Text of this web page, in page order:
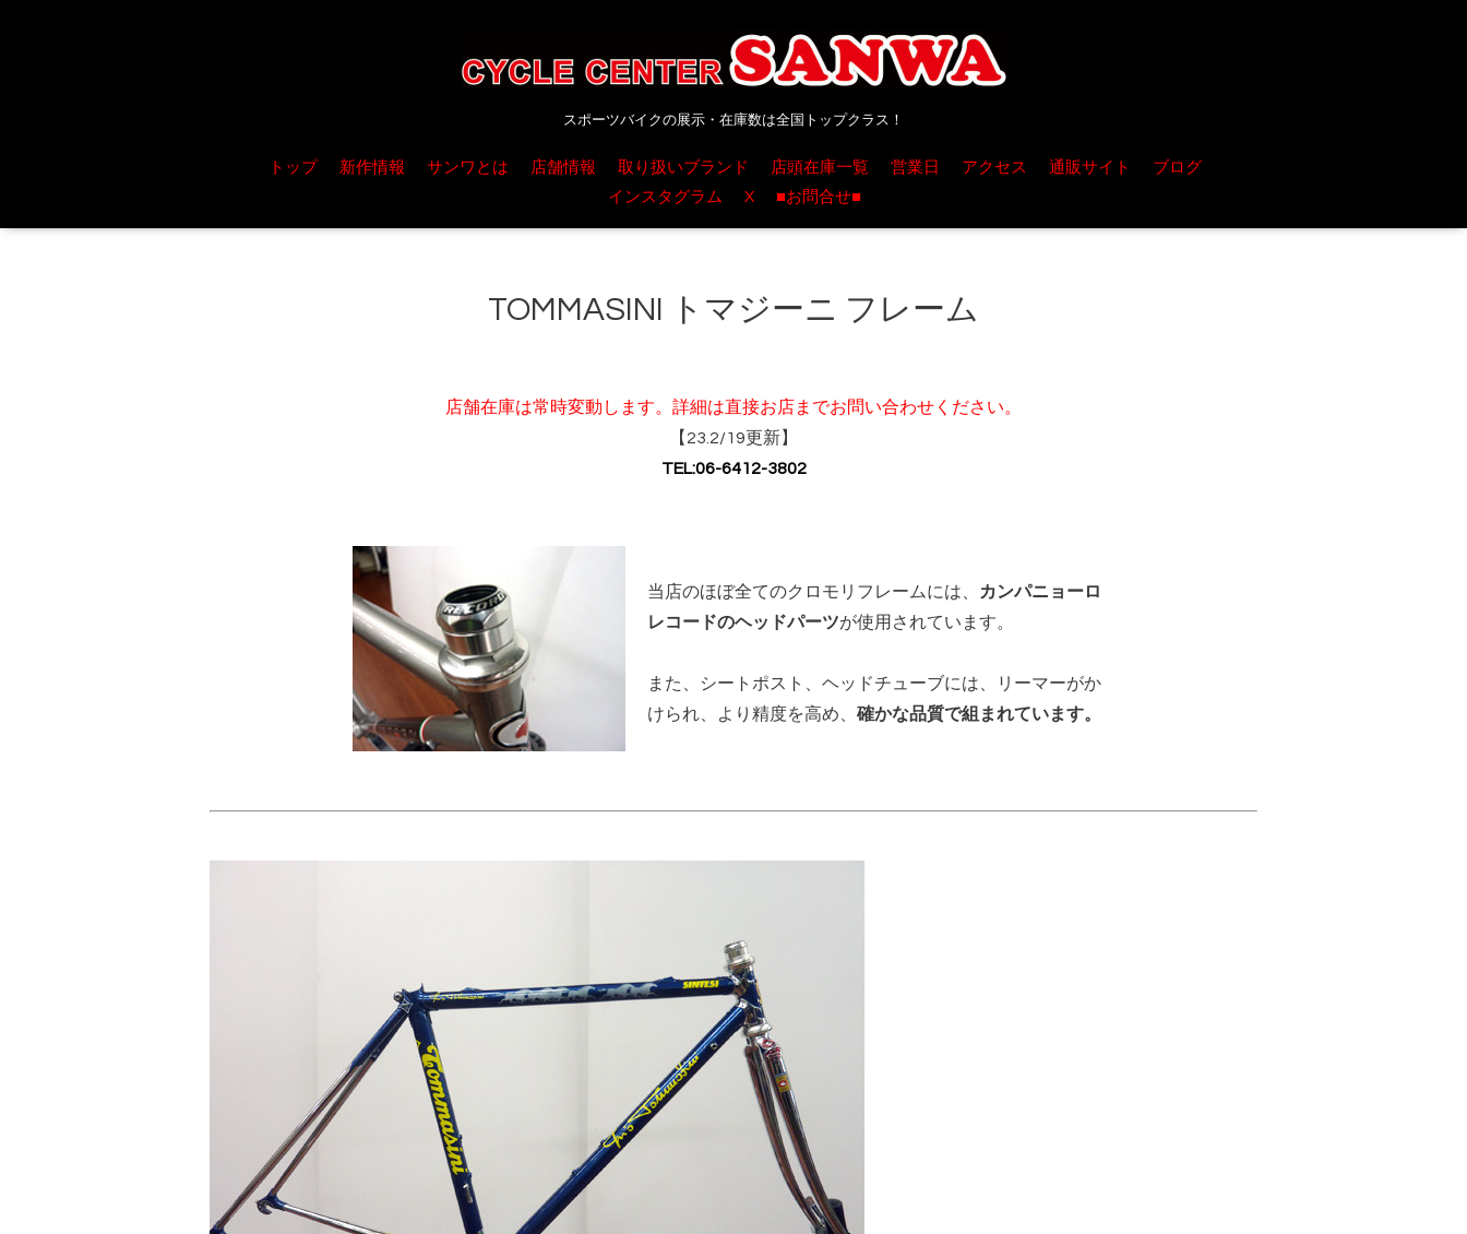
スポーツバイクの展示・在庫数は全国トップクラス！
トップ 新作情報 サンワとは 店舗情報 取り扱いブランド 店頭在庫一覧 営業日 アクセス 通販サイト
ブログ
インスタグラム
X ■お問合せ■
TOMMASINI トマジーニ フレーム
店舗在庫は常時変動します。詳細は直接お店までお問い合わせください。
【23.2/19更新】
TEL:06-6412-3802
当店のほぼ全てのクロモリフレームには、
カンパニョーロ
レコードのヘッドパーツが使用されています。
また、シートポスト、ヘッドチューブには、リーマーがか
けられ、より精度を高め、 確かな品質で組まれています。